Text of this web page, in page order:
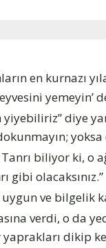
en kurnazı
yemeyin’
yiyebiliriz” diye
yoksa
Tanrı biliyor ki, o
gibi olacaksınız.”
uygun ve bilgelik
verdi, o da
yaprakları dikip